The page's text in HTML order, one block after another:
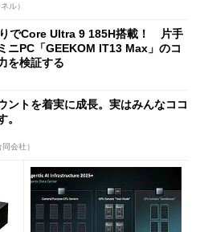
ル）
でCore Ultra 9 185H搭載！ 片手
ニPC「GEEKOM IT13 Max」のコ
を検証する
ントを着実に成長。実はみんなココ
。
会社）